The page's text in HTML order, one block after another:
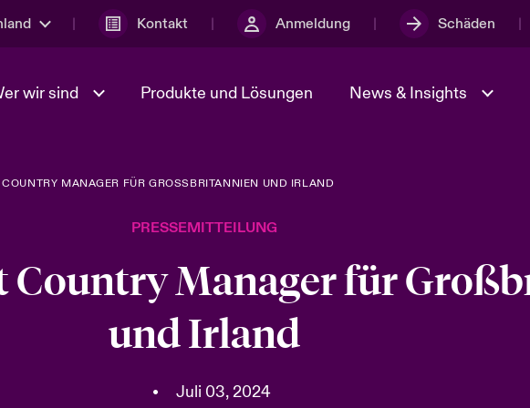
Kontakt Anmeldung Schäden
wir sind
Sustainability
Produkte und Lösungen News & Insights
Spotlight: Geopolitische und
2025
Transformation &
Spotlight: Umwelt- und
Klimarisiken 2025
Einen Cybervorfall melden
MANAGER FÜR GROSSBRITANNIEN UND IRLAND
PRESSEMITTEILUNG
Country Manager für
und Irland
• Juli 03, 2024